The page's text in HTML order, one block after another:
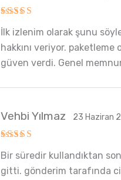
5oy aldı
İlk izlenim olarak şunu
hakkını veriyor. paketleme
güven verdi. Genel
5oy aldı
Vehbi Yılmaz 23 Haziran
Bir süredir kullandıktan
gitti. gönderim tarafında